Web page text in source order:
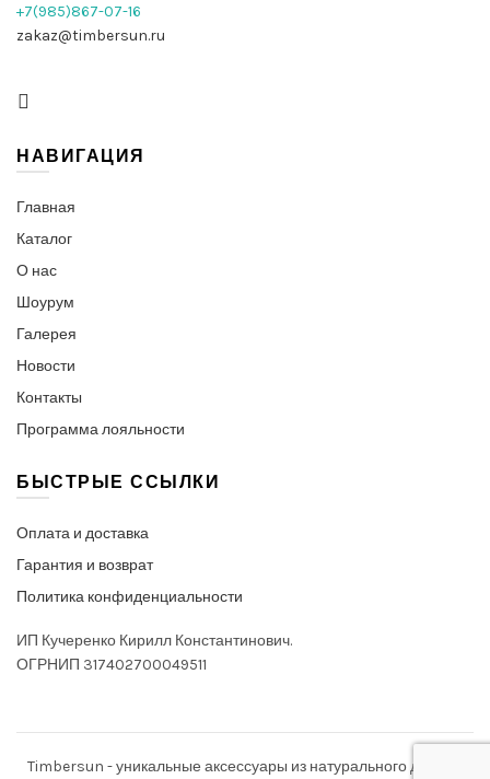
+7(985)867-07-16
zakaz@timbersun.ru
НАВИГАЦИЯ
Главная
Каталог
О нас
Шоурум
Галерея
Новости
Контакты
Программа лояльности
БЫСТРЫЕ ССЫЛКИ
Оплата и доставка
Гарантия и возврат
Политика конфиденциальности
ИП Кучеренко Кирилл Константинович.
ОГРНИП 317402700049511
Timbersun - уникальные аксессуары из натурального дерева.